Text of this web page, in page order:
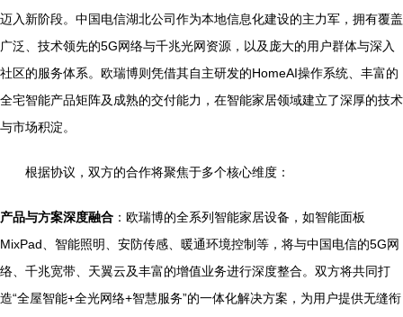
迈入新阶段。中国电信湖北公司作为本地信息化建设的主力军，拥有覆盖
广泛、技术领先的5G网络与千兆光网资源，以及庞大的用户群体与深入
社区的服务体系。欧瑞博则凭借其自主研发的HomeAI操作系统、丰富的
全宅智能产品矩阵及成熟的交付能力，在智能家居领域建立了深厚的技术
与市场积淀。
根据协议，双方的合作将聚焦于多个核心维度：
产品与方案深度融合 ：欧瑞博的全系列智能家居设备，如智能面板
MixPad、智能照明、安防传感、暖通环境控制等，将与中国电信的5G网
络、千兆宽带、天翼云及丰富的增值业务进行深度整合。双方将共同打
造“全屋智能+全光网络+智慧服务”的一体化解决方案，为用户提供无缝衔